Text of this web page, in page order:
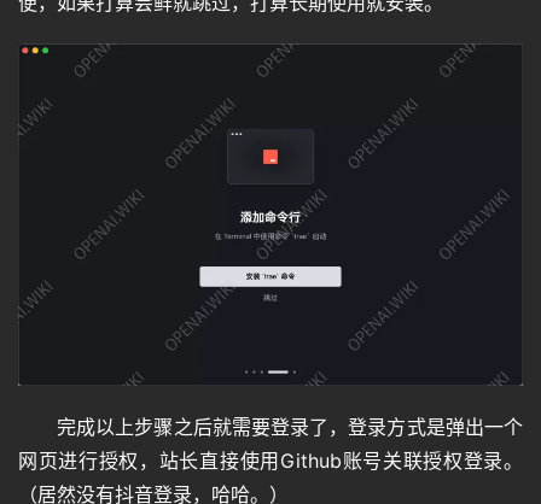
完成以上步骤之后就需要登录了，登录方式是弹出一个
网页进行授权，站长直接使用Github账号关联授权登录。
（居然没有抖音登录，哈哈。）